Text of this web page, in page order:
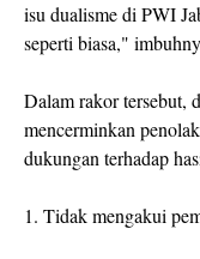
isu dualisme di PWI
seperti biasa,"
Dalam rakor tersebut,
mencerminkan
dukungan terhadap
1. Tidak mengakui